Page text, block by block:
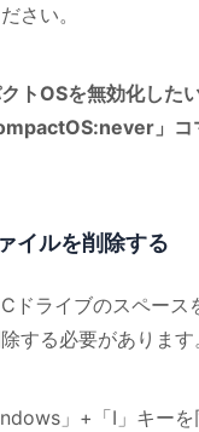
さい。
トOSを無効化した
」コ
イルを削除する
ドライブのスペース
する必要があります
」+「I」キー